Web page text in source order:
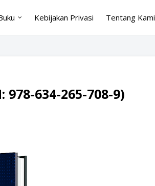
Kebijakan Privasi Tentang Kami
634-265-708-9)